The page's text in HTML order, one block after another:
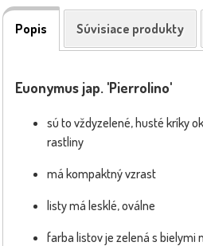
Popis Súvisiace produkty
Euonymus jap. 'Pierrolino'
sú to vždyzelené, husté kríky
rastliny
má kompaktný vzrast
listy má lesklé, oválne
farba listov je zelená s bielymi